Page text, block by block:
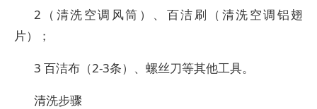
2（清洗空调风筒）、百洁刷（清洗空调铝翅
片）；
3 百洁布（2-3条）、螺丝刀等其他工具。
清洗步骤